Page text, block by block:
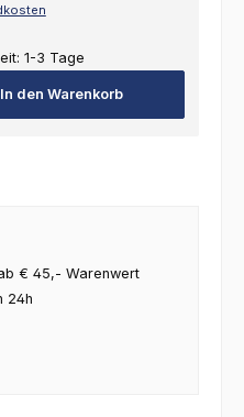
1-3 Tage
In den Warenkorb
€ 45,- Warenwert
24h